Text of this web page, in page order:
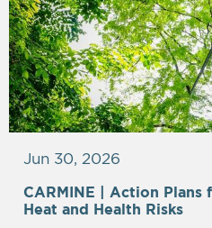
Jun 30, 2026
CARMINE | Action Plans
Heat and Health Risks